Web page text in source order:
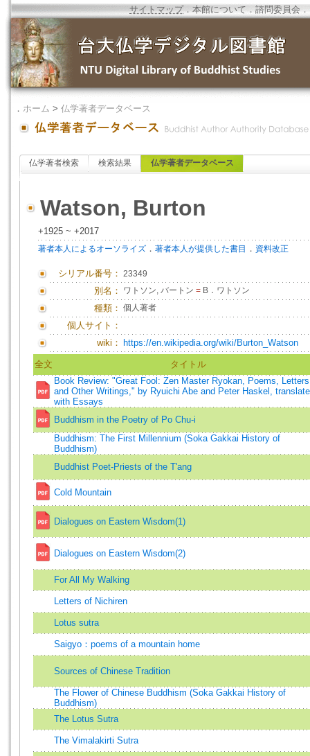
サイトマップ．本館について ．諮問委員会 ．
． ホーム > 仏学著者データベース
仏学著者検索 検索結果 仏学著者データベース
Watson, Burton
+1925 ~ +2017
著者本人によるオーソライズ ． 著者本人が提供した書目 ． 資料改正
シリアル番号： 23349
別名： ワトソン, バートン = B．ワトソン
種類： 個人著者
個人サイト：
wiki：
https://en.wikipedia.org/wiki/Burton_Watson
全文
タイトル
Book Review: "Great Fool: Zen Master Ryokan, Poems, Letters
and Other Writings," by Ryuichi Abe and Peter Haskel,
with Essays
Buddhism in the Poetry of Po Chu-i
Buddhism: The First Millennium (Soka Gakkai History of
Buddhism)
Buddhist Poet-Priests of the T'ang
Cold Mountain
Dialogues on Eastern Wisdom(1)
Dialogues on Eastern Wisdom(2)
For All My Walking
Letters of Nichiren
Lotus sutra
Saigyo：poems of a mountain home
Sources of Chinese Tradition
The Flower of Chinese Buddhism (Soka Gakkai History of
Buddhism)
The Lotus Sutra
The Vimalakirti Sutra